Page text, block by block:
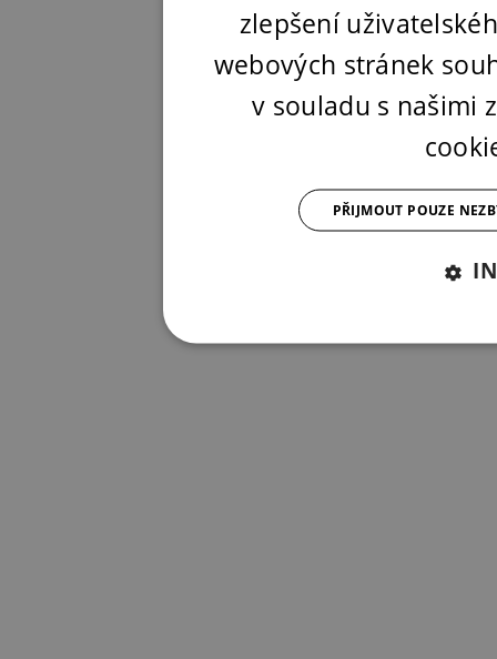
zlepšení
webových stránek
v souladu s našimi
PŘIJMOUT POUZE